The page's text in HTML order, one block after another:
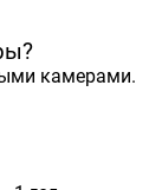
камерами.